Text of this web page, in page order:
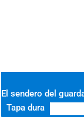
El sendero del
Tapa dura